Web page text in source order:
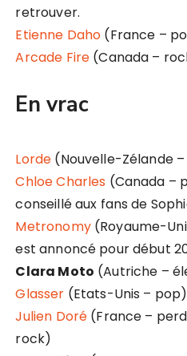
retrouver.
Etienne Daho (France –
Arcade Fire (Canada –
En vrac
Lorde (Nouvelle-Zélande
Chloe Charles (Canada –
conseillé aux fans de
Metronomy(Royaume-
est annoncé pour début
Clara Moto (Autriche –
Glasser (Etats-Unis – pop)
Julien Doré (France –
rock)